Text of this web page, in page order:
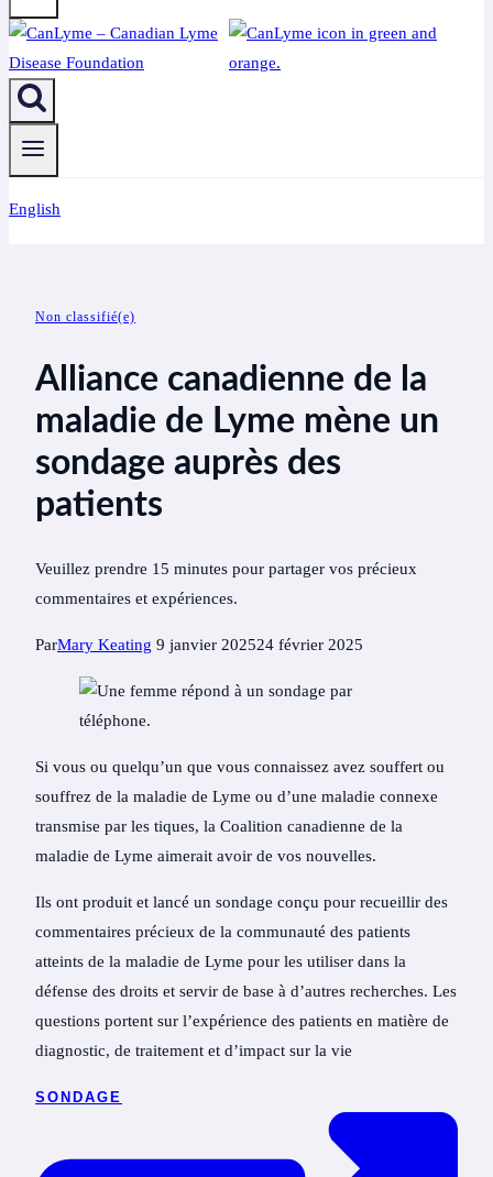
English
Non classifié(e)
Alliance canadienne de la
maladie de Lyme mène un
sondage auprès des
patients
Veuillez prendre 15 minutes pour partager vos précieux
commentaires et expériences.
ParMary Keating 9 janvier 202524 février 2025
Si vous ou quelqu’un que vous connaissez avez souffert ou
souffrez de la maladie de Lyme ou d’une maladie connexe
transmise par les tiques, la Coalition canadienne de la
maladie de Lyme aimerait avoir de vos nouvelles.
Ils ont produit et lancé un sondage conçu pour recueillir des
commentaires précieux de la communauté des patients
atteints de la maladie de Lyme pour les utiliser dans la
défense des droits et servir de base à d’autres recherches. Les
questions portent sur l’expérience des patients en matière de
diagnostic, de traitement et d’impact sur la vie
SONDAGE